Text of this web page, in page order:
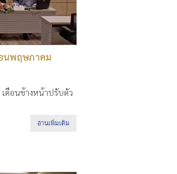
นพฤษภาคม
ดือนข้างหน้าปรับตัว
อ่านเพิ่มเติม